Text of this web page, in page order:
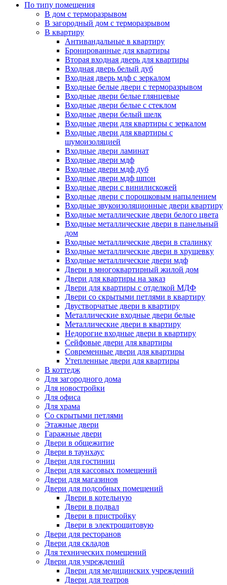
По типу помещения
В дом с терморазрывом
В загородный дом с терморазрывом
В квартиру
Антивандальные в квартиру
Бронированные для квартиры
Вторая входная дверь для квартиры
Входная дверь белый дуб
Входная дверь мдф с зеркалом
Входные белые двери с терморазрывом
Входные двери белые глянцевые
Входные двери белые с стеклом
Входные двери белый шелк
Входные двери для квартиры с зеркалом
Входные двери для квартиры с
шумоизоляцией
Входные двери ламинат
Входные двери мдф
Входные двери мдф дуб
Входные двери мдф шпон
Входные двери с винилискожей
Входные двери с порошковым напылением
Входные звукоизоляционные двери квартиру
Входные металлические двери белого цвета
Входные металлические двери в панельный
дом
Входные металлические двери в сталинку
Входные металлические двери в хрущевку
Входные металлические двери мдф
Двери в многоквартирный жилой дом
Двери для квартиры на заказ
Двери для квартиры с отделкой МДФ
Двери со скрытыми петлями в квартиру
Двустворчатые двери в квартиру
Металлические входные двери белые
Металлические двери в квартиру
Недорогие входные двери в квартиру
Сейфовые двери для квартиры
Современные двери для квартиры
Утепленные двери для квартиры
В коттедж
Для загородного дома
Для новостройки
Для офиса
Для храма
Со скрытыми петлями
Этажные двери
Гаражные двери
Двери в общежитие
Двери в таунхаус
Двери для гостиниц
Двери для кассовых помещений
Двери для магазинов
Двери для подсобных помещений
Двери в котельную
Двери в подвал
Двери в пристройку
Двери в электрощитовую
Двери для ресторанов
Двери для складов
Для технических помещений
Двери для учреждений
Двери для медицинских учреждений
Двери для театров